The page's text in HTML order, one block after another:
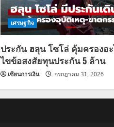
เศรษฐกิจ
ประกัน ฮลุน โซโล่ คุ้มครองอ
ไขข้อสงสัยทุนประกัน 5 ล้าน
เซียนการเงิน กรกฎาคม 31, 2026